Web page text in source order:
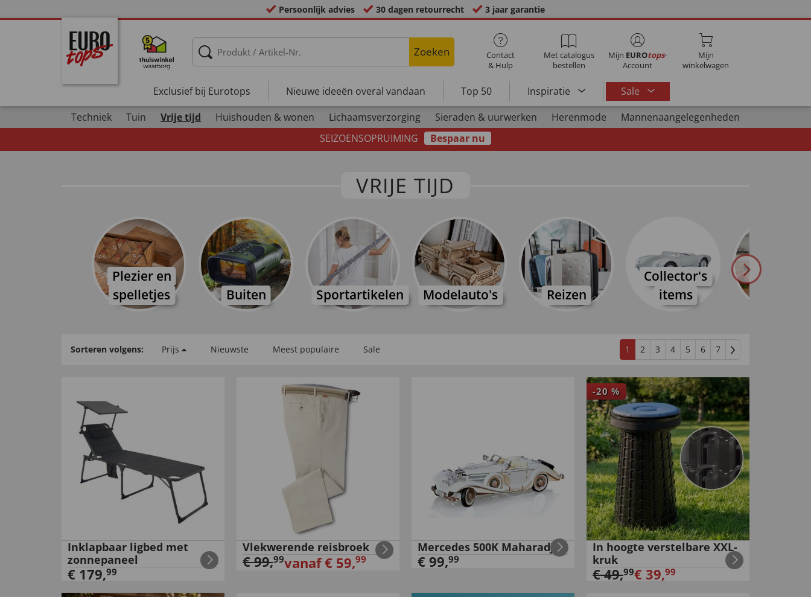
Persoonlijk advies 30 dagen retourrecht 3 jaar garantie
Zoeken
Contact
& Hulp
Met catalogus
bestellen
Mijn EUROtops-
Account
Mijn
winkelwagen
Exclusief bij Eurotops Nieuwe ideeën overal vandaan Top 50 Inspiratie
Sale
Techniek
Tuin Vrije tijd Huishouden & wonen Lichaamsverzorging Sieraden & uurwerken Herenmode
Mannenaangelegenheden
SEIZOENSOPRUIMING
Bespaar nu
VRIJE TIJD
Plezier en
spelletjes
Buiten Sportartikelen Modelauto's Reizen
Collector's
items
Sorteren volgens: Prijs Nieuwste Meest populaire Sale 1 2 3 4 5 6 7
Inklapbaar ligbed met
zonnepaneel
€ 179,99
Vlekwerende reisbroek
€99,99vanaf€ 59,99
Mercedes 500K Maharadja
€ 99,99
-20 %
In hoogte verstelbare XXL-
kruk
€49,99€ 39,99